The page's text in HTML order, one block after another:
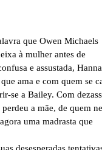
que Owen Michaels
à mulher antes de
e assustada,
ama e com quem se
se a Bailey. Com
a mãe, de quem
uma madrasta que
desesperadas